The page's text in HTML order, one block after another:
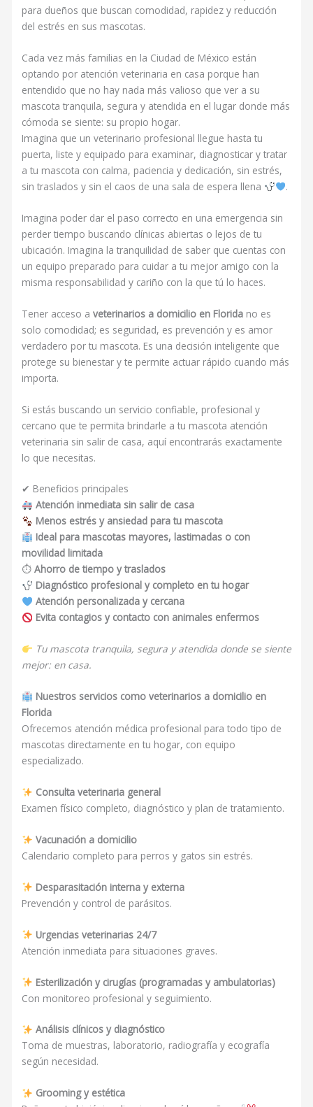
para dueños que buscan comodidad, rapidez y reducción
del estrés en sus mascotas.
Cada vez más familias en la Ciudad de México están
optando por atención veterinaria en casa porque han
entendido que no hay nada más valioso que ver a su
mascota tranquila, segura y atendida en el lugar donde más
cómoda se siente: su propio hogar.
Imagina que un veterinario profesional llegue hasta tu
puerta, liste y equipado para examinar, diagnosticar y tratar
a tu mascota con calma, paciencia y dedicación, sin estrés,
sin traslados y sin el caos de una sala de espera llena
.
Imagina poder dar el paso correcto en una emergencia sin
perder tiempo buscando clínicas abiertas o lejos de tu
ubicación. Imagina la tranquilidad de saber que cuentas con
un equipo preparado para cuidar a tu mejor amigo con la
misma responsabilidad y cariño con la que tú lo haces.
Tener acceso aveterinarios a domicilio en Florida no es
solo comodidad; es seguridad, es prevención y es amor
verdadero por tu mascota. Es una decisión inteligente que
protege su bienestar y te permite actuar rápido cuando más
importa.
Si estás buscando un servicio confiable, profesional y
cercano que te permita brindarle a tu mascota atención
veterinaria sin salir de casa, aquí encontrarás exactamente
lo que necesitas.
✔ Beneficios principales
Atención inmediata sin salir de casa
Menos estrés y ansiedad para tu mascota
Ideal para mascotas mayores, lastimadas o con
movilidad limitada
⏱Ahorro de tiempo y traslados
Diagnóstico profesional y completo en tu hogar
Atención personalizada y cercana
Evita contagios y contacto con animales enfermos
Tu mascota tranquila, segura y atendida donde se siente
mejor: en casa.
Nuestros servicios como veterinarios a domicilio en
Florida
Ofrecemos atención médica profesional para todo tipo de
mascotas directamente en tu hogar, con equipo
especializado.
Consulta veterinaria general
Examen físico completo, diagnóstico y plan de tratamiento.
Vacunación a domicilio
Calendario completo para perros y gatos sin estrés.
Desparasitación interna y externa
Prevención y control de parásitos.
Urgencias veterinarias 24/7
Atención inmediata para situaciones graves.
Esterilización y cirugías (programadas y ambulatorias)
Con monitoreo profesional y seguimiento.
Análisis clínicos y diagnóstico
Toma de muestras, laboratorio, radiografía y ecografía
según necesidad.
Grooming y estética